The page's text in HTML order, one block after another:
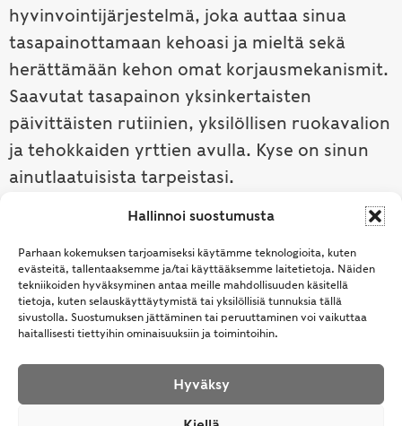
Hallinnoi suostumusta
Parhaan kokemuksen tarjoamiseksi käytämme teknologioita, kuten
evästeitä, tallentaaksemme ja/tai käyttääksemme laitetietoja. Näiden
tekniikoiden hyväksyminen antaa meille mahdollisuuden käsitellä
tietoja, kuten selauskäyttäytymistä tai yksilöllisiä tunnuksia tällä
sivustolla. Suostumuksen jättäminen tai peruuttaminen voi vaikuttaa
haitallisesti tiettyihin ominaisuuksiin ja toimintoihin.
Hyväksy
hyvinvointijärjestelmä, joka auttaa sinua
tasapainottamaan kehoasi ja mieltä sekä
herättämään kehon omat korjausmekanismit.
Saavutat tasapainon yksinkertaisten
päivittäisten rutiinien, yksilöllisen ruokavalion
ja tehokkaiden yrttien avulla. Kyse on sinun
ainutlaatuisista tarpeistasi.
Tutustu ayurvedaan →
© Samhita | Ayurveda -tuotteita suomalaisille jo